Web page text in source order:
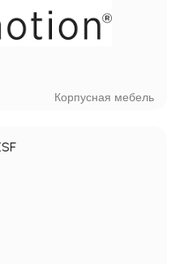
Корпусная мебель